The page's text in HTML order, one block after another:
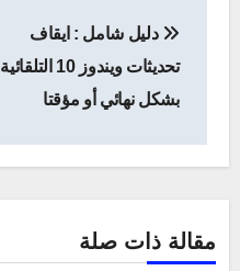
المقالات
دليل شامل : ايقاف
تحديثات ويندوز 10 التلقائية
بشكل نهائي أو مؤقتا
مقالة ذات صلة